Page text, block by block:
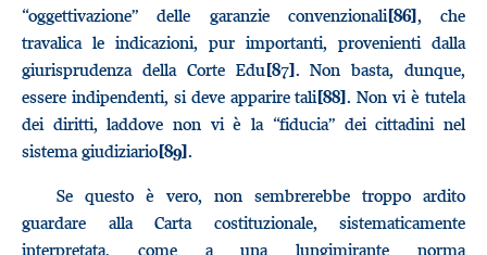
“oggettivazione” delle garanzie convenzionali[86], che
travalica le indicazioni, pur importanti, provenienti dalla
giurisprudenza della Corte Edu[87]. Non basta, dunque,
essere indipendenti, si deve apparire tali[88]. Non vi è tutela
dei diritti, laddove non vi è la “fiducia” dei cittadini nel
sistema giudiziario[89].
Se questo è vero, non sembrerebbe troppo ardito
guardare alla Carta costituzionale, sistematicamente
interpretata, come a una lungimirante norma